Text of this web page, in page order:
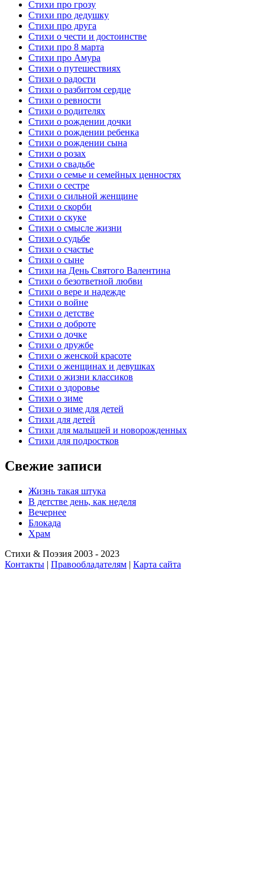
Стихи про грозу
Стихи про дедушку
Стихи про друга
Стихи о чести и достоинстве
Стихи про 8 марта
Стихи про Амура
Стихи о путешествиях
Стихи о радости
Стихи о разбитом сердце
Стихи о ревности
Стихи о родителях
Стихи о рождении дочки
Стихи о рождении ребенка
Стихи о рождении сына
Стихи о розах
Стихи о свадьбе
Стихи о семье и семейных ценностях
Стихи о сестре
Стихи о сильной женщине
Стихи о скорби
Стихи о скуке
Стихи о смысле жизни
Стихи о судьбе
Стихи о счастье
Стихи о сыне
Стихи на День Святого Валентина
Стихи о безответной любви
Стихи о вере и надежде
Стихи о войне
Стихи о детстве
Стихи о доброте
Стихи о дочке
Стихи о дружбе
Стихи о женской красоте
Стихи о женщинах и девушках
Стихи о жизни классиков
Стихи о здоровье
Стихи о зиме
Стихи о зиме для детей
Стихи для детей
Стихи для малышей и новорожденных
Стихи для подростков
Свежие записи
Жизнь такая штука
В детстве день, как неделя
Вечернее
Блокада
Храм
Стихи & Поэзия 2003 - 2023
Контакты | Правообладателям | Карта сайта